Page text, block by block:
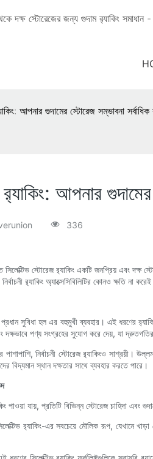
দক্ষ স্টোরেজের জন্য গুদাম র‍্যাকিং সমাধান
আপনার গুদামের স্টোরেজ সম্ভাবনা
র‍্যাকিং: আপনার
336
সিলেক্টিভ স্টোরেজ র‍্যাকিং একটি জনপ্রিয় এবং দক্ষ
র‍্যাকিং অ্যাক্সেসিবিলিটির কোনও ক্ষতি না
প্রধান সুবিধা হল এর বহুমুখী ব্যবহার। এই ধরণের
দক্ষভাবে পণ্য সংগ্রহের সুযোগ করে দেয়, যা
নির্বাচনী স্টোরেজ র‍্যাকিংও সাশ্রয়ী।
বিদ্যমান স্থান দক্ষতার সাথে ব্যবহার করতে পারে।
পাওয়া যায়, প্রতিটি বিভিন্ন স্টোরেজ চাহিদা এবং
সিলেক্টিভ র‍্যাকিং-এর সবচেয়ে মৌলিক রূপ, যেখানে